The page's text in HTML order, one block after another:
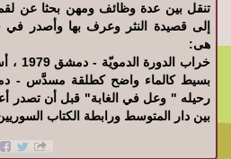
تنقل بين عدة وظائف ومهن بحثا عن
إلى قصيدة النثر وعرف بها وأصدر
هى:
رحيله " وعل في الغابة" قبل أن تصدر
بين دار المتوسط ورابطة الكتاب